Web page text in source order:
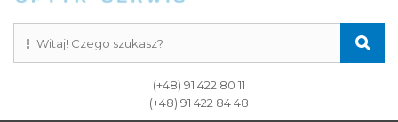
(+48) 91 422 80 11
(+48) 91 422 84 48